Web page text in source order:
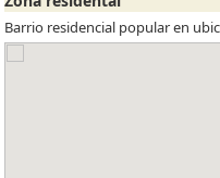
Barrio residencial popular en